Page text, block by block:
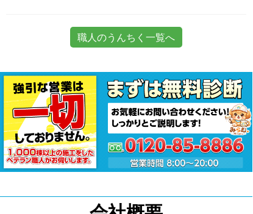
職人のうんちく一覧へ